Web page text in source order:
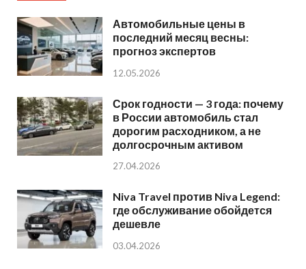
Автомобильные цены в
последний месяц весны:
прогноз экспертов
12.05.2026
Срок годности — 3 года: почему
в России автомобиль стал
дорогим расходником, а не
долгосрочным активом
27.04.2026
Niva Travel против Niva Legend:
где обслуживание обойдется
дешевле
03.04.2026